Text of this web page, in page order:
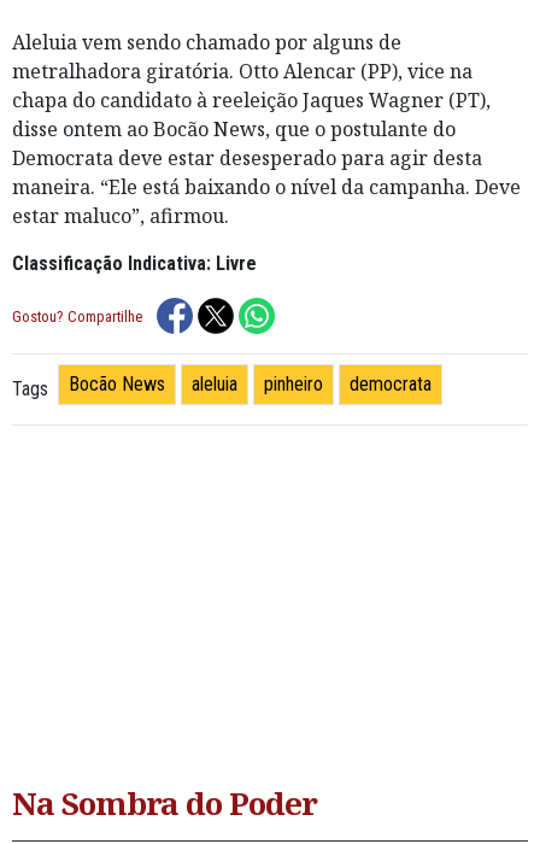
Aleluia vem sendo chamado por alguns de
metralhadora giratória. Otto Alencar (PP), vice na
chapa do candidato à reeleição Jaques Wagner (PT),
disse ontem ao Bocão News, que o postulante do
Democrata deve estar desesperado para agir desta
maneira. “Ele está baixando o nível da campanha. Deve
estar maluco”, afirmou.
Classificação Indicativa: Livre
Gostou? Compartilhe
Tags Bocão News aleluia pinheiro democrata
Na Sombra do Poder